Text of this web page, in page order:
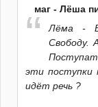
маг - Лёша
Лёма -
Свободу.
эти поступки
идёт речь ?